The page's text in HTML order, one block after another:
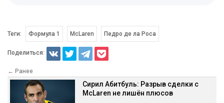
Теги: Формула 1 McLaren Педро де ла Роса
Поделиться:
← Ранее
Сирил Абитбуль: Разрыв сделки с
McLaren не лишён плюсов